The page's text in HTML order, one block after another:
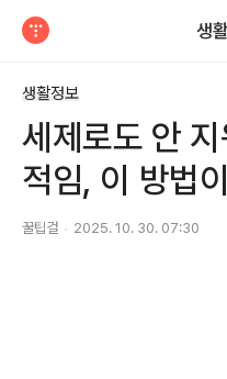
생
생활정보
세제로도 안
적임, 이 방법
꿀팁걸 2025. 10. 30. 07:30